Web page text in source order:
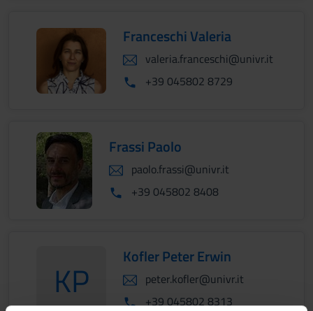
Franceschi Valeria
valeria.franceschi@univr.it
+39 045802 8729
Frassi Paolo
paolo.frassi@univr.it
+39 045802 8408
KP
KoflerPeter Erwin
Kofler Peter Erwin
peter.kofler@univr.it
+39 045802 8313